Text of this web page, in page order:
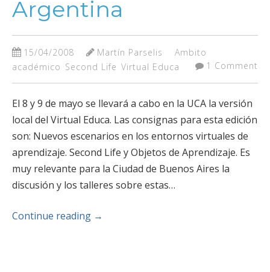
Argentina
15/04/2008 Martín Parselis
Ambito
académico Second Life Virtual Educa 1 Comment
El 8 y 9 de mayo se llevará a cabo en la UCA la versión
local del Virtual Educa. Las consignas para esta edición
son: Nuevos escenarios en los entornos virtuales de
aprendizaje. Second Life y Objetos de Aprendizaje. Es
muy relevante para la Ciudad de Buenos Aires la
discusión y los talleres sobre estas…
Continue reading →